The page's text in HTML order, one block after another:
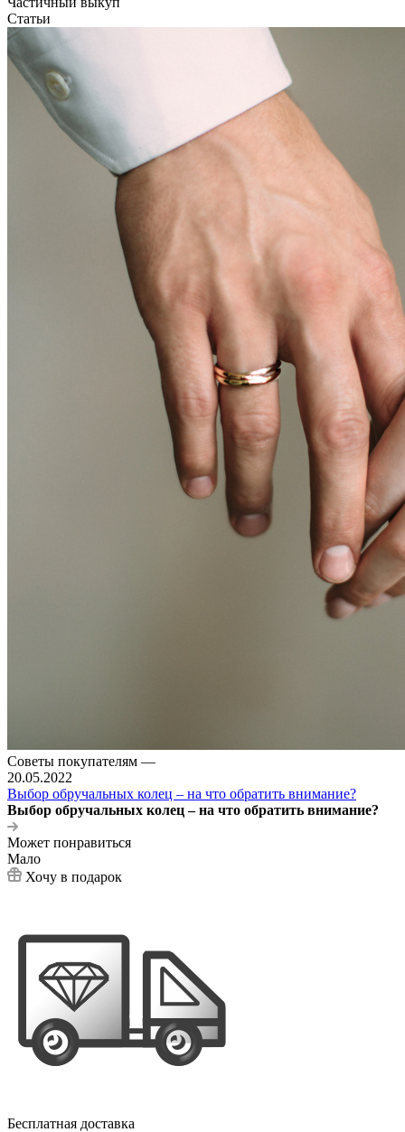
Статьи
Советы покупателям —
20.05.2022
Выбор обручальных колец – на что обратить внимание?
Выбор обручальных колец – на что обратить внимание?
Может понравиться
Мало
Хочу в подарок
Бесплатная доставка